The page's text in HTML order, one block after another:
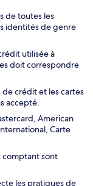
de toutes les
identités de genre
utilisée à
doit correspondre
crédit et les cartes
accepté.
American
Carte
comptant sont
les pratiques de